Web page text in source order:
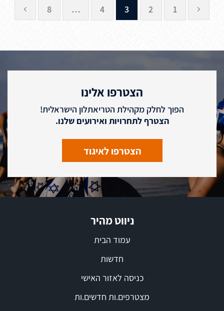
1
2
3
4
…
8
הצטרפו אלינו
הפוך לחלק מקהילת הטריאתלון הישראלית!
הצטרף לתחרויות ואירועים שלנו.
הצטרפו לאיגוד
ניווט מהיר
עמוד הבית
חדשות
כניסה לאזור האישי
מצטרפים.ות חדשים.ות